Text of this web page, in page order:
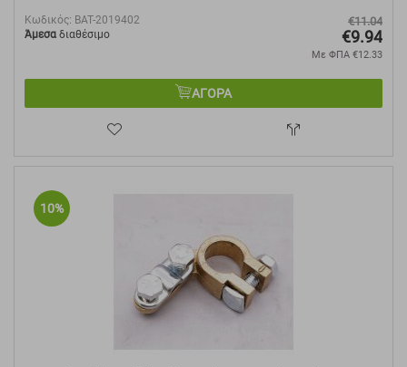
Κωδικός: BAT-2019402
Άμεσα διαθέσιμο
€11.04
€9.94
Με ΦΠΑ €12.33
ΑΓΟΡΑ
10%